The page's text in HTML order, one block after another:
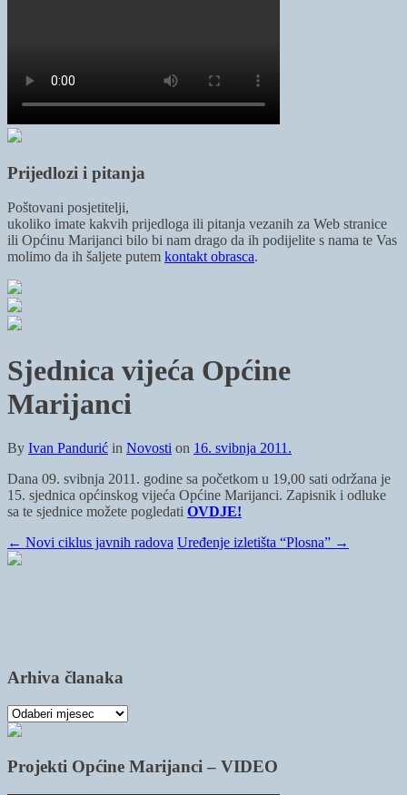
Prijedlozi i pitanja
Poštovani posjetitelji,
ukoliko imate kakvih prijedloga ili pitanja vezanih za Web stranice
ili Općinu Marijanci bilo bi nam drago da ih podijelite s nama te Vas
molimo da ih šaljete putem kontakt obrasca.
Sjednica vijeća Općine
Marijanci
By Ivan Pandurić in Novosti on 16. svibnja 2011.
Dana 09. svibnja 2011. godine sa početkom u 19,00 sati održana je
15. sjednica općinskog vijeća Općine Marijanci. Zapisnik i odluke
sa te sjednice možete pogledati OVDJE!
← Novi ciklus javnih radova Uređenje izletišta “Plosna” →
Arhiva članaka
Arhiva
članaka
Projekti Općine Marijanci – VIDEO